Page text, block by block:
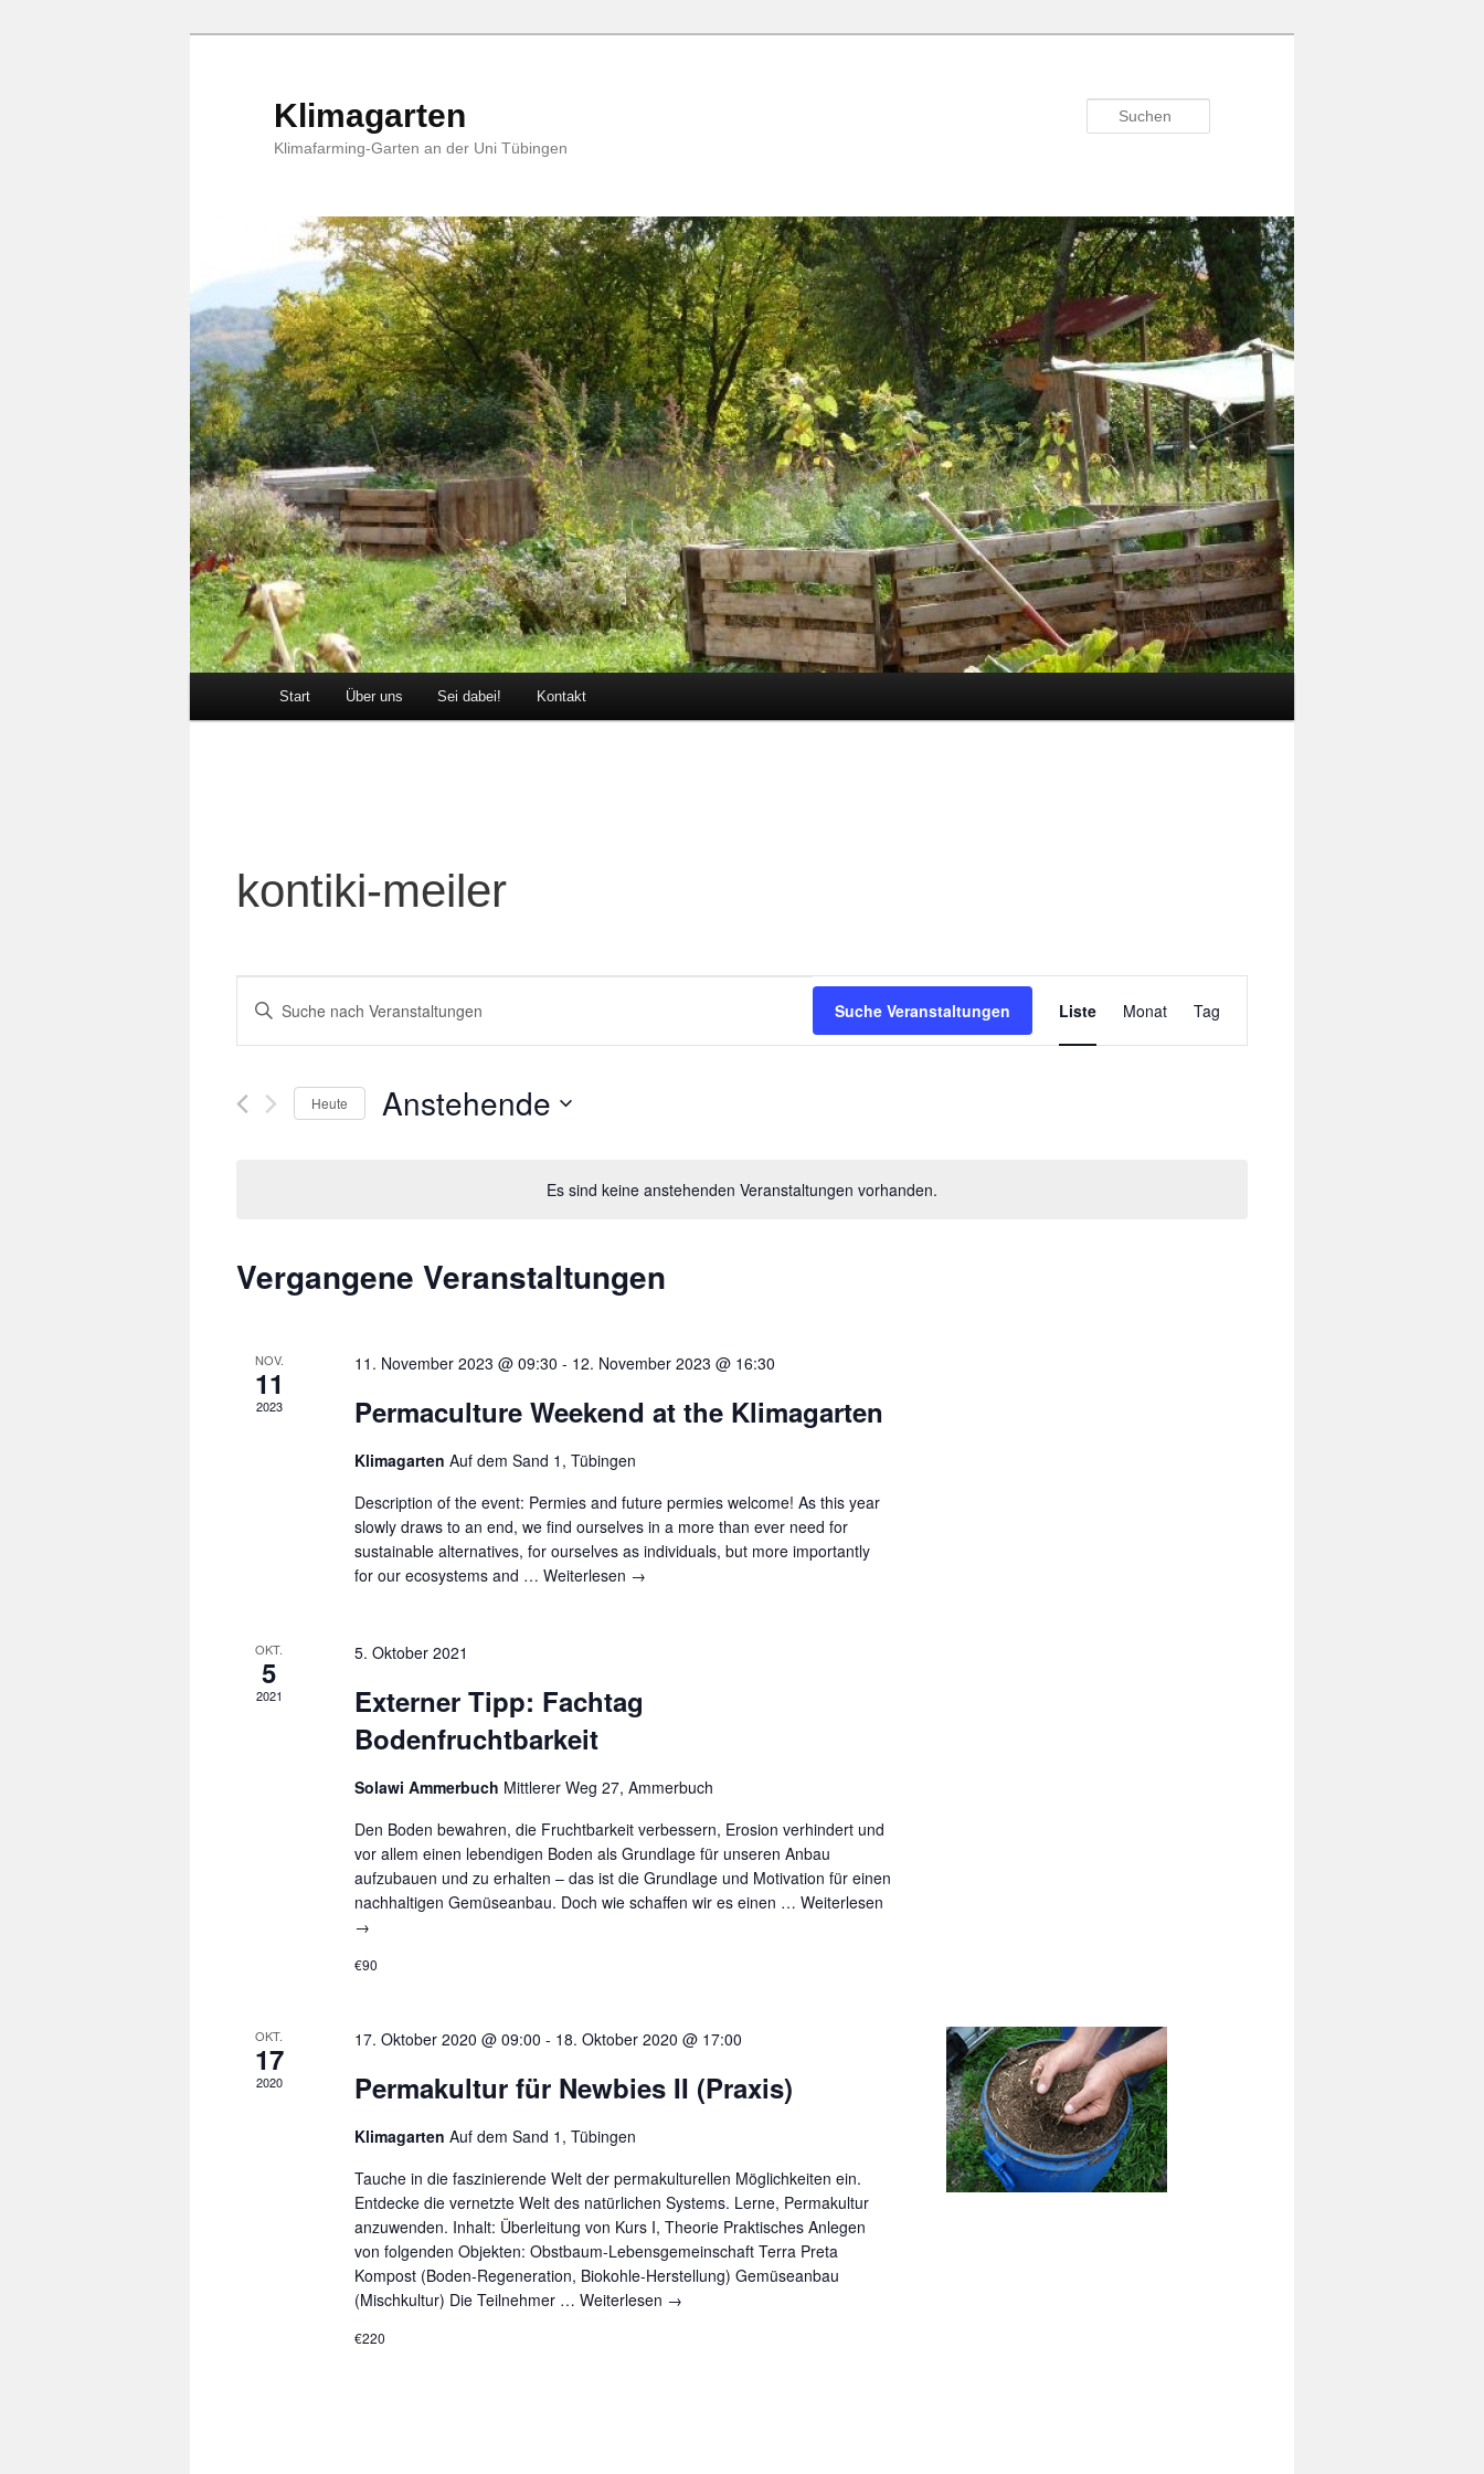
Klimagarten
Klimafarming-Garten an der Uni Tübingen
Start Über uns Sei dabei! Kontakt
Es sind keine anstehenden Veranstaltungen vorhanden.
kontiki-meiler
Suche
und
Navigation
Bitte
nach
Suche Veranstaltungen
Ansichten-
Navigation
Liste Monat Tag
Heute Anstehende
Vergangene Veranstaltungen
NOV.
11
2023
11. November 2023 @ 09:30 - 12. November 2023 @ 16:30
Permaculture Weekend at the Klimagarten
KlimagartenAuf dem Sand 1, Tübingen
Description of the event: Permies and future permies welcome! As this year
slowly draws to an end, we find ourselves in a more than ever need for
sustainable alternatives, for ourselves as individuals, but more importantly
for our ecosystems and …Weiterlesen →
OKT.
5
2021
5. Oktober 2021
Externer Tipp: Fachtag
Bodenfruchtbarkeit
Solawi Ammerbuch Mittlerer Weg 27, Ammerbuch
Den Boden bewahren, die Fruchtbarkeit verbessern, Erosion verhindert und
vor allem einen lebendigen Boden als Grundlage für unseren Anbau
aufzubauen und zu erhalten – das ist die Grundlage und Motivation für einen
nachhaltigen Gemüseanbau. Doch wie schaffen wir es einen …Weiterlesen
→
€90
OKT.
17
2020
17. Oktober 2020 @ 09:00 - 18. Oktober 2020 @ 17:00
Permakultur für Newbies II (Praxis)
KlimagartenAuf dem Sand 1, Tübingen
Tauche in die faszinierende Welt der permakulturellen Möglichkeiten ein.
Entdecke die vernetzte Welt des natürlichen Systems. Lerne, Permakultur
anzuwenden. Inhalt: Überleitung von Kurs I, Theorie Praktisches Anlegen
von folgenden Objekten: Obstbaum-Lebensgemeinschaft Terra Preta
Kompost (Boden-Regeneration, Biokohle-Herstellung) Gemüseanbau
(Mischkultur) Die Teilnehmer …Weiterlesen →
€220